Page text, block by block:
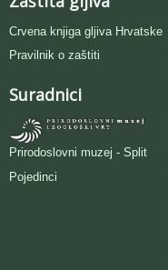
Crvena knjiga gljiva Hrvatske
Pravilnik o zaštiti
Suradnici
Prirodoslovni muzej - Split
Pojedinci